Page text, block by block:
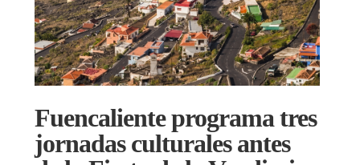
Fuencaliente programa tres
jornadas culturales antes